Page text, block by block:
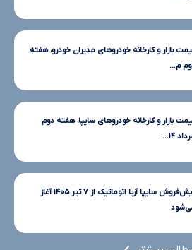
بازار و کارخانه خودروهای مدیران خودرو، هفته
م...
بازار و کارخانه خودروهای سایپا، هفته دوم
۱۴...
پیش‌فروش سایپا آریا اتوماتیک از ۷ تیر ۱۴۰۵ آغاز